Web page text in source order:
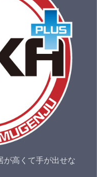
が高くて手が出せな